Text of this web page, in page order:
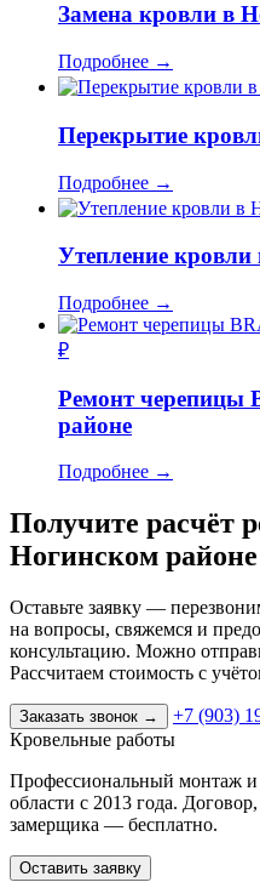
Замена кровли в
Подробнее →
Перекрытие
Подробнее →
Утепление
Подробнее →
₽
Ремонт черепицы
районе
Подробнее →
Получите расчёт
Ногинском
Оставьте заявку —
на вопросы, свяжемся и
консультацию. Можно
Рассчитаем стоимость с
Заказать звонок →
+7 (903)
Кровельные работы
Профессиональный монтаж
области с 2013 года.
замерщика — бесплатно.
Оставить заявку